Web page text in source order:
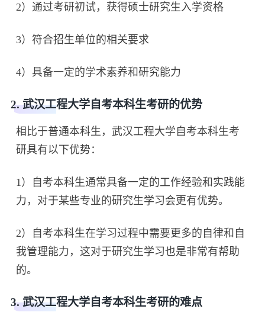
2）通过考研初试，获得硕士研究生入学资格
3）符合招生单位的相关要求
4）具备一定的学术素养和研究能力
2. 武汉工程大学自考本科生考研的优势
相比于普通本科生，武汉工程大学自考本科生考
研具有以下优势：
1）自考本科生通常具备一定的工作经验和实践能
力，对于某些专业的研究生学习会更有优势。
2）自考本科生在学习过程中需要更多的自律和自
我管理能力，这对于研究生学习也是非常有帮助
的。
3. 武汉工程大学自考本科生考研的难点